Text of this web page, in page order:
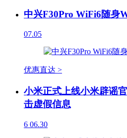
中兴F30Pro WiFi6随身
07.05
优惠直达 >
小米正式上线小米辟谣
击虚假信息
6 06.30